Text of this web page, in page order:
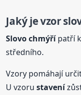
Jaký je vzor
Slovo chmýřípatří
středního.
Vzory pomáhají
U vzorustavení